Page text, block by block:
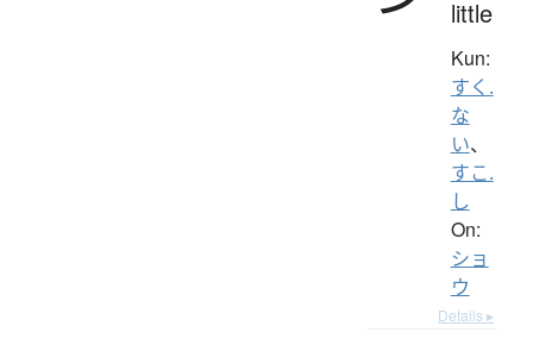
little
Kun:
すく.
な
い、
すこ.
し
On:
ショ
ウ
Details ▸